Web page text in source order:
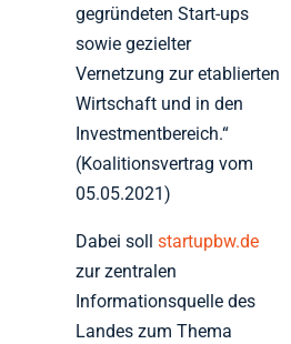
gegründeten Start-ups
sowie gezielter
Vernetzung zur etablierten
Wirtschaft und in den
Investmentbereich.“
(Koalitionsvertrag vom
05.05.2021)
Dabei sollstartupbw.de
zur zentralen
Informationsquelle des
Landes zum Thema